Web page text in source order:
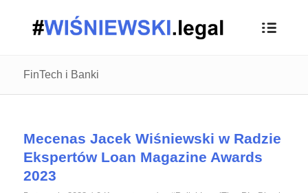
FinTech i Banki
Mecenas Jacek Wiśniewski w Radzie
Ekspertów Loan Magazine Awards
2023